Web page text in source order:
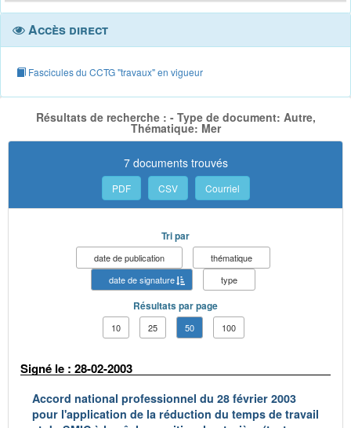
Accès direct
Fascicules du CCTG "travaux" en vigueur
Résultats de recherche : - Type de document: Autre,
Thématique: Mer
7 documents trouvés
PDF CSV Courriel
Tri par
date de publication
thématique
date de signature
type
Résultats par page
10 25 50 100
Signé le : 28-02-2003
Accord national professionnel du 28 février 2003
pour l'application de la réduction du temps de travail